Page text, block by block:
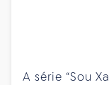
A série “Sou